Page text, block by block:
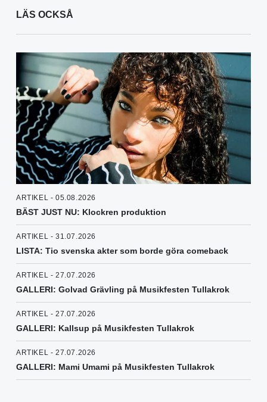
LÄS OCKSÅ
ARTIKEL - 05.08.2026
BÄST JUST NU: Klockren produktion
ARTIKEL - 31.07.2026
LISTA: Tio svenska akter som borde göra comeback
ARTIKEL - 27.07.2026
GALLERI: Golvad Grävling på Musikfesten Tullakrok
ARTIKEL - 27.07.2026
GALLERI: Kallsup på Musikfesten Tullakrok
ARTIKEL - 27.07.2026
GALLERI: Mami Umami på Musikfesten Tullakrok